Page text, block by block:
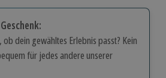
dein gewähltes Erlebnis passt? Kein
für jedes andere unserer